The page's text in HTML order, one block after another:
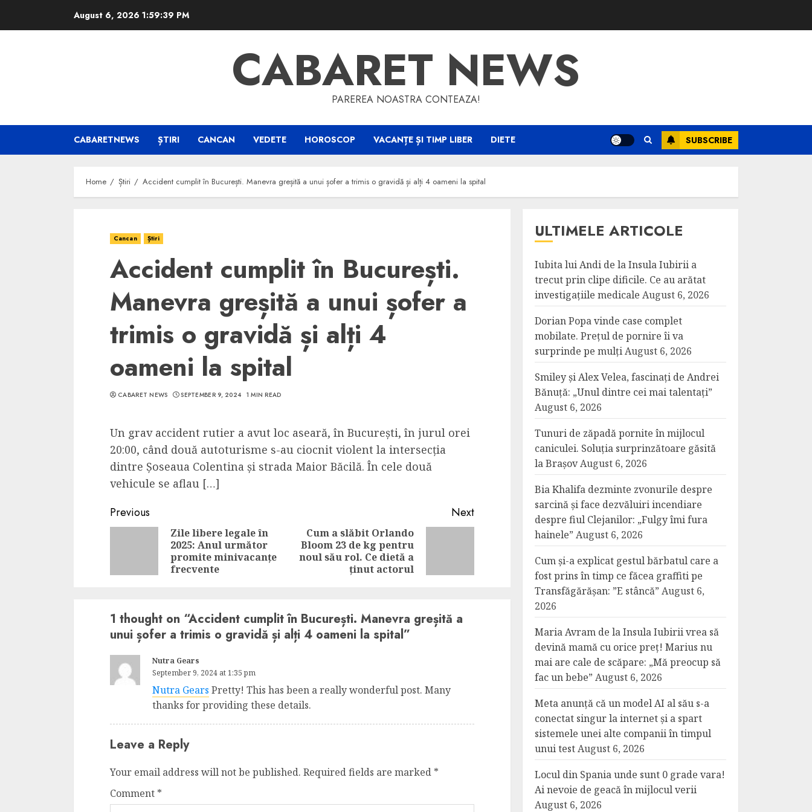
August 6, 2026 1:59:40 PM
CABARET NEWS
PAREREA NOASTRA CONTEAZA!
CABARETNEWS ȘTIRI CANCAN VEDETE HOROSCOP VACANȚE ȘI TIMP LIBER DIETE SUBSCRIBE
Home Știri Accident cumplit în București. Manevra greșită a unui șofer a trimis o gravidă și alți 4 oameni la spital
Cancan Știri
Accident cumplit în București.
Manevra greșită a unui șofer a
trimis o gravidă și alți 4
oameni la spital
CABARET NEWS SEPTEMBER 9, 2024 1 MIN READ
Un grav accident rutier a avut loc aseară, în București, în jurul orei
20:00, când două autoturisme s-au ciocnit violent la intersecția
dintre Șoseaua Colentina și strada Maior Băcilă. În cele două
vehicule se aflau […]
Continue
Reading
Previous
Previous
post:
Zile libere legale în
2025: Anul următor
promite minivacanțe
frecvente
Next
Next
post:
Cum a slăbit Orlando
Bloom 23 de kg pentru
noul său rol. Ce dietă a
ținut actorul
1 thought on “Accident cumplit în București. Manevra greșită a
unui șofer a trimis o gravidă și alți 4 oameni la spital”
Nutra Gears
September 9, 2024 at 1:35 pm
Nutra Gears Pretty! This has been a really wonderful post. Many
thanks for providing these details.
Leave a Reply
Your email address will not be published. Required fields are marked *
Comment *
ULTIMELE ARTICOLE
Iubita lui Andi de la Insula Iubirii a
trecut prin clipe dificile. Ce au arătat
investigațiile medicale August 6, 2026
Dorian Popa vinde case complet
mobilate. Prețul de pornire îi va
surprinde pe mulțiAugust 6, 2026
Smiley și Alex Velea, fascinați de Andrei
Bănuță: „Unul dintre cei mai talentați”
August 6, 2026
Tunuri de zăpadă pornite în mijlocul
caniculei. Soluția surprinzătoare găsită
la BrașovAugust 6, 2026
Bia Khalifa dezminte zvonurile despre
sarcină și face dezvăluiri incendiare
despre fiul Clejanilor: „Fulgy îmi fura
hainele” August 6, 2026
Cum și-a explicat gestul bărbatul care a
fost prins în timp ce făcea graffiti pe
Transfăgărășan: ”E stâncă” August 6,
2026
Maria Avram de la Insula Iubirii vrea să
devină mamă cu orice preț! Marius nu
mai are cale de scăpare: „Mă preocup să
fac un bebe” August 6, 2026
Meta anunță că un model AI al său s-a
conectat singur la internet și a spart
sistemele unei alte companii în timpul
unui testAugust 6, 2026
Locul din Spania unde sunt 0 grade vara!
Ai nevoie de geacă în mijlocul verii
August 6, 2026